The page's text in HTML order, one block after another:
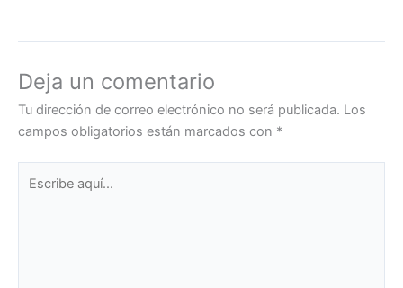
Deja un comentario
Tu dirección de correo electrónico no será publicada. Los
campos obligatorios están marcados con *
aquí...